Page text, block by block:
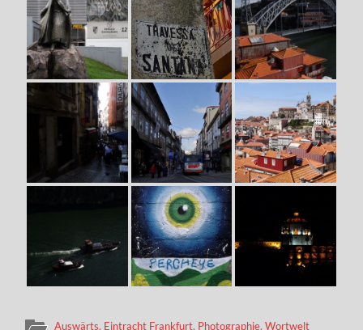
Auswärts, Eintracht Frankfurt, Photographie,Wortwelt